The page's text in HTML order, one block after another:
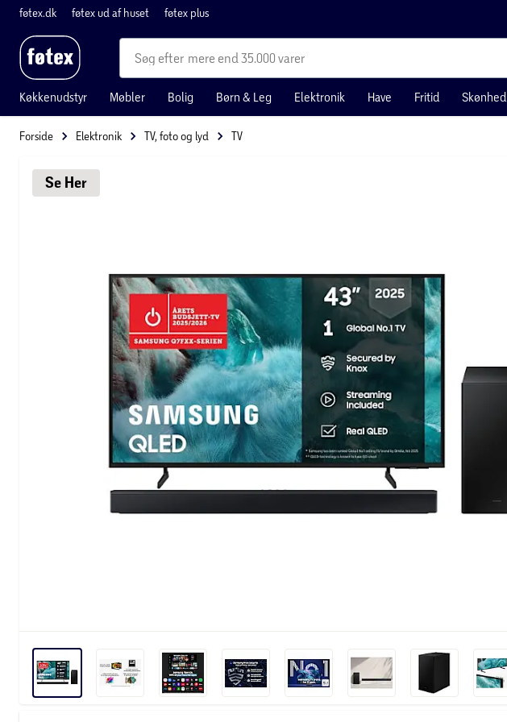
føtex.dk føtex ud af huset føtex plus
mere end 35.000 varer
Køkkenudstyr Møbler Bolig Børn & Leg Elektronik Have Fritid Skønhed
Forside Elektronik TV, foto og lyd TV
Se Her